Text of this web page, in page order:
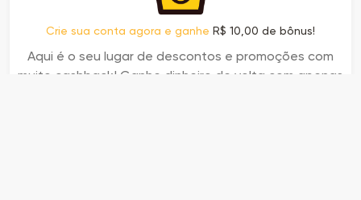
Crie sua conta agora e ganhe R$ 10,00 de bônus!
Aqui é o seu lugar de descontos e promoções com
muito cashback! Ganhe dinheiro de volta com apenas